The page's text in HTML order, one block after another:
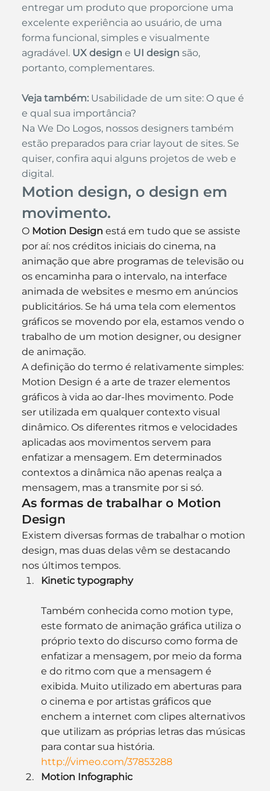
entregar um produto que proporcione uma
excelente experiência ao usuário, de uma
forma funcional, simples e visualmente
agradável. UX design e UI design são,
portanto, complementares.
Veja também: Usabilidade de um site: O que é
e qual sua importância?
Na We Do Logos, nossos designers também
estão preparados para criar layout de sites. Se
quiser, confira aqui alguns projetos de web e
digital.
Motion design, o design em
movimento.
O Motion Design está em tudo que se assiste
por aí: nos créditos iniciais do cinema, na
animação que abre programas de televisão ou
os encaminha para o intervalo, na interface
animada de websites e mesmo em anúncios
publicitários. Se há uma tela com elementos
gráficos se movendo por ela, estamos vendo o
trabalho de um motion designer, ou designer
de animação.
A definição do termo é relativamente simples:
Motion Design é a arte de trazer elementos
gráficos à vida ao dar-lhes movimento. Pode
ser utilizada em qualquer contexto visual
dinâmico. Os diferentes ritmos e velocidades
aplicadas aos movimentos servem para
enfatizar a mensagem. Em determinados
contextos a dinâmica não apenas realça a
mensagem, mas a transmite por si só.
As formas de trabalhar o Motion
Design
Existem diversas formas de trabalhar o motion
design, mas duas delas vêm se destacando
nos últimos tempos.
Kinetic typography
Também conhecida como motion type,
este formato de animação gráfica utiliza o
próprio texto do discurso como forma de
enfatizar a mensagem, por meio da forma
e do ritmo com que a mensagem é
exibida. Muito utilizado em aberturas para
o cinema e por artistas gráficos que
enchem a internet com clipes alternativos
que utilizam as próprias letras das músicas
para contar sua história.
http://vimeo.com/37853288
Motion Infographic